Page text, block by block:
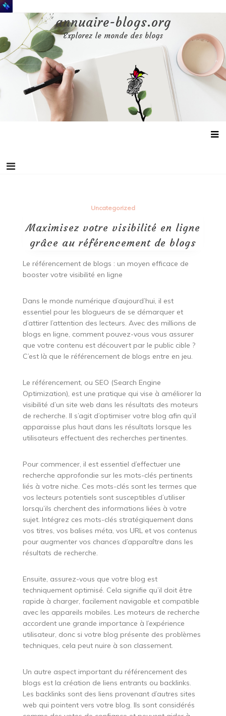
Aller
au
annuaire-blogs.org
Explorez le monde des blogs
Uncategorized
Maximisez votre visibilité en ligne
grâce au référencement de blogs
Le référencement de blogs : un moyen efficace de
booster votre visibilité en ligne
Dans le monde numérique d’aujourd’hui, il est
essentiel pour les blogueurs de se démarquer et
d’attirer l’attention des lecteurs. Avec des millions de
blogs en ligne, comment pouvez-vous vous assurer
que votre contenu est découvert par le public cible ?
C’est là que le référencement de blogs entre en jeu.
Le référencement, ou SEO (Search Engine
Optimization), est une pratique qui vise à améliorer la
visibilité d’un site web dans les résultats des moteurs
de recherche. Il s’agit d’optimiser votre blog afin qu’il
apparaisse plus haut dans les résultats lorsque les
utilisateurs effectuent des recherches pertinentes.
Pour commencer, il est essentiel d’effectuer une
recherche approfondie sur les mots-clés pertinents
liés à votre niche. Ces mots-clés sont les termes que
vos lecteurs potentiels sont susceptibles d’utiliser
lorsqu’ils cherchent des informations liées à votre
sujet. Intégrez ces mots-clés stratégiquement dans
vos titres, vos balises méta, vos URL et vos contenus
pour augmenter vos chances d’apparaître dans les
résultats de recherche.
Ensuite, assurez-vous que votre blog est
techniquement optimisé. Cela signifie qu’il doit être
rapide à charger, facilement navigable et compatible
avec les appareils mobiles. Les moteurs de recherche
accordent une grande importance à l’expérience
utilisateur, donc si votre blog présente des problèmes
techniques, cela peut nuire à son classement.
Un autre aspect important du référencement des
blogs est la création de liens entrants ou backlinks.
Les backlinks sont des liens provenant d’autres sites
web qui pointent vers votre blog. Ils sont considérés